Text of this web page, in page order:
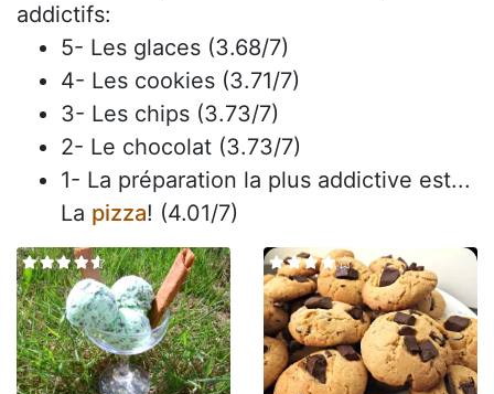
addictifs:
5- Les glaces (3.68/7)
4- Les cookies (3.71/7)
3- Les chips (3.73/7)
2- Le chocolat (3.73/7)
1- La préparation la plus addictive est...
La pizza! (4.01/7)